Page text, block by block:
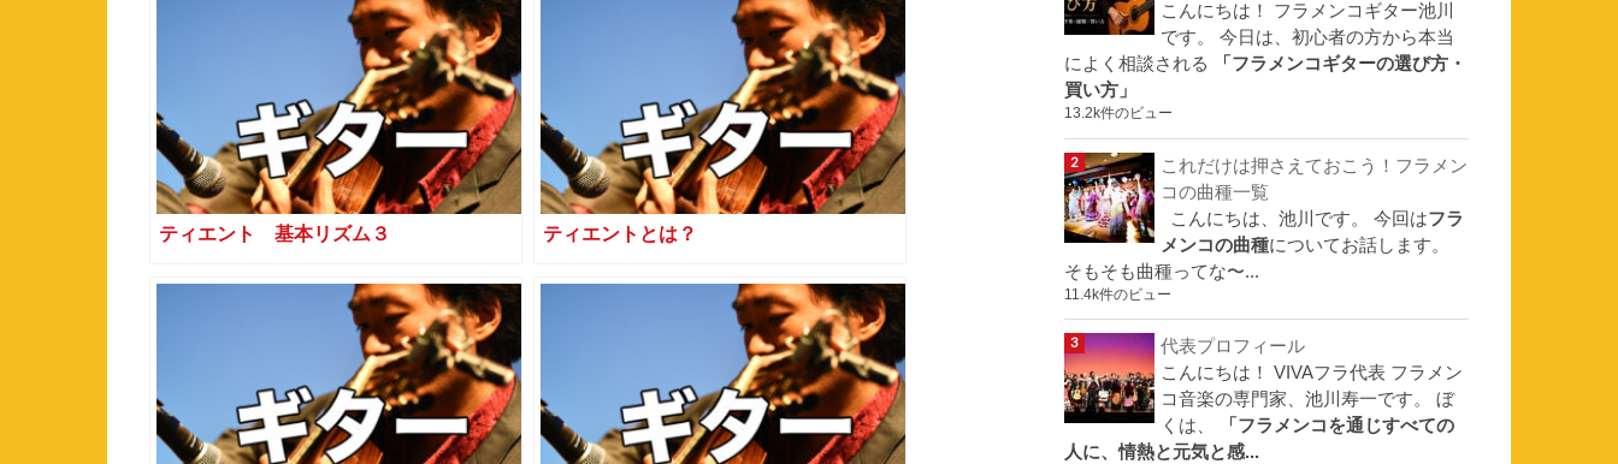
ティエント 基本リズム３ ティエントとは？
こんにちは！ フラメンコギター池川
です。 今日は、初心者の方から本当
によく相談される
「フラメンコギターの選び方・
買い方」
13.2k件のビュー
これだけは押さえておこう！フラメン
コの曲種一覧
こんにちは、池川です。 今回はフラ
メンコの曲種についてお話します。
そもそも曲種ってな〜...
11.4k件のビュー
代表プロフィール
こんにちは！ VIVAフラ代表 フラメン
コ音楽の専門家、池川寿一です。 ぼ
くは、
「フラメンコを通じすべての
人に、情熱と元気と感...